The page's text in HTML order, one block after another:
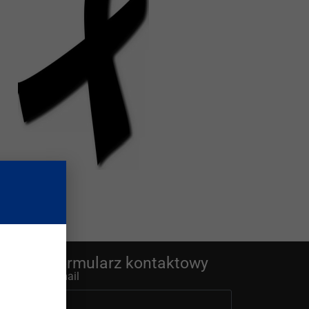
Formularz kontaktowy
E-mail